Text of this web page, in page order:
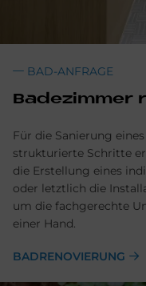
BAD-ANFRAGE
Badezimmer
Für die Sanierung
strukturierte Schritte
die Erstellung eines
oder letztlich die
um die fachgerechte
einer Hand.
BADRENOVIERUNG